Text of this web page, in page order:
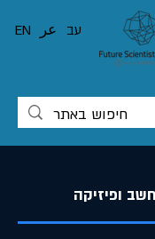
EN عر עב
ופיזיקה